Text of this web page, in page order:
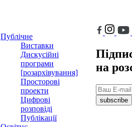
Публічне
Виставки
Дискусійні
програми
[розархівування]
Просторові
проекти
Цифрові
розповіді
Публікації
на
subscribe